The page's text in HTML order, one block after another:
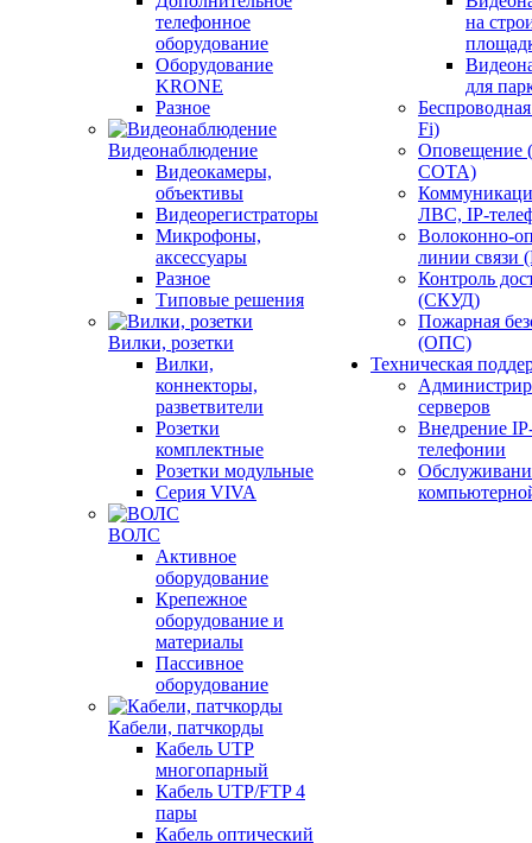
телефонное
оборудование
Оборудование
KRONE
Разное
Видеонаблюдение
Видеокамеры,
объективы
Видеорегистраторы
Микрофоны,
аксессуары
Разное
Типовые решения
Вилки, розетки
Вилки,
коннекторы,
разветвители
Розетки
комплектные
Розетки модульные
Серия VIVA
ВОЛС
Активное
оборудование
Крепежное
оборудование и
материалы
Пассивное
оборудование
Кабели, патчкорды
Кабель UTP
многопарный
Кабель UTP/FTP 4
пары
Кабель оптический
на
для
Fi)
СОТА)
ЛВС, IP-
Волоконно-
линии
Контроль
(СКУД)
Пожарная
(ОПС)
Техническая
серверов
Внедрение
телефонии